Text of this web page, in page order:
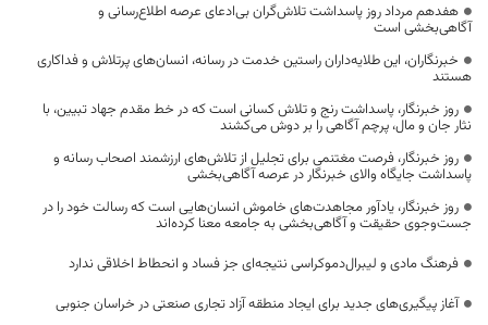
هفدهم مرداد روز پاسداشت تلاش‌گران بی‌ادعای عرصه اطلاع‌رسانی و
آگاهی‌بخشی است
خبرنگاران، این طلایه‌داران راستین خدمت در رسانه، انسان‌های پرتلاش و فداکاری
هستند
روز خبرنگار، پاسداشت رنج و تلاش کسانی است که در خط مقدم جهاد تبیین، با
نثار جان و مال، پرچم آگاهی را بر دوش می‌کشند
روز خبرنگار، فرصت مغتنمی برای تجلیل از تلاش‌های ارزشمند اصحاب رسانه و
پاسداشت جایگاه والای خبرنگار در عرصه آگاهی‌بخشی
روز خبرنگار، یادآور مجاهدت‌های خاموش انسان‌هایی است که رسالت خود را در
جست‌وجوی حقیقت و آگاهی‌بخشی به جامعه معنا کرده‌اند
فرهنگ مادی و لیبرال‌دموکراسی نتیجه‌ای جز فساد و انحطاط اخلاقی ندارد
آغاز پیگیری‌های جدید برای ایجاد منطقه آزاد تجاری صنعتی در خراسان جنوبی